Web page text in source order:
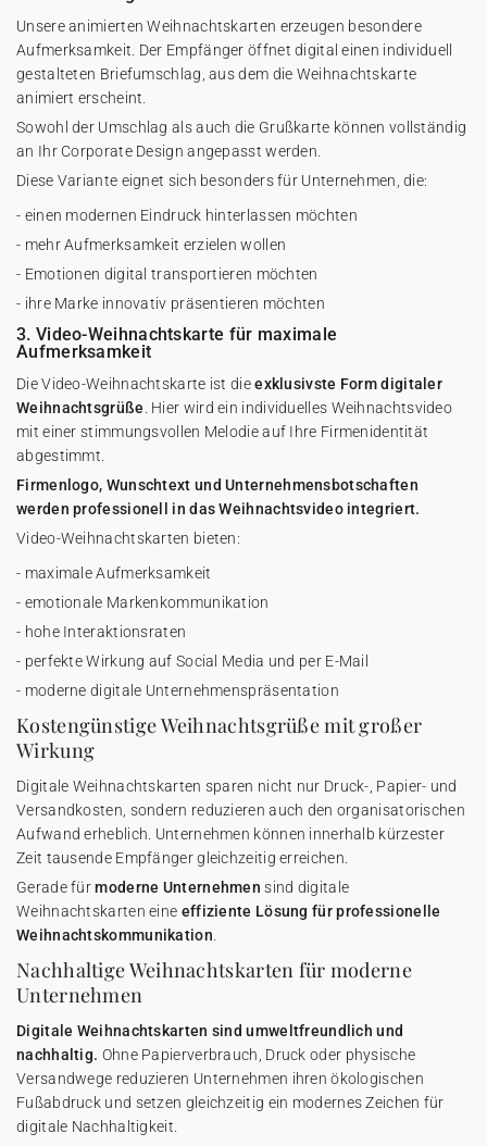
Unsereanimierten Weihnachtskarten erzeugen besondere
Aufmerksamkeit. Der Empfänger öffnet digital einen individuell
gestalteten Briefumschlag, aus dem die Weihnachtskarte
animiert erscheint.
Sowohl der Umschlag als auch die Grußkarte können vollständig
an Ihr Corporate Design angepasst werden.
Diese Variante eignet sich besonders für Unternehmen, die:
- einen modernen Eindruck hinterlassen möchten
- mehr Aufmerksamkeit erzielen wollen
- Emotionen digital transportieren möchten
- ihre Marke innovativ präsentieren möchten
3. Video-Weihnachtskarte für maximale
Aufmerksamkeit
DieVideo-Weihnachtskarte ist dieexklusivste Form digitaler
Weihnachtsgrüße . Hier wird ein individuelles Weihnachtsvideo
mit einer stimmungsvollen Melodie auf Ihre Firmenidentität
abgestimmt.
Firmenlogo, Wunschtext und Unternehmensbotschaften
werden professionell in das Weihnachtsvideo integriert.
Video-Weihnachtskarten bieten:
- maximale Aufmerksamkeit
- emotionale Markenkommunikation
- hohe Interaktionsraten
- perfekte Wirkung auf Social Media und per E-Mail
- moderne digitale Unternehmenspräsentation
Kostengünstige Weihnachtsgrüße mit großer
Wirkung
Digitale Weihnachtskarten sparen nicht nur Druck-, Papier- und
Versandkosten, sondern reduzieren auch den organisatorischen
Aufwand erheblich. Unternehmen können innerhalb kürzester
Zeit tausende Empfänger gleichzeitig erreichen.
Gerade fürmoderne Unternehmen sind digitale
Weihnachtskarten eine effiziente Lösung für professionelle
Weihnachtskommunikation
Nachhaltige Weihnachtskarten für moderne
Unternehmen
Digitale Weihnachtskarten sind umweltfreundlich und
nachhaltig. Ohne Papierverbrauch, Druck oder physische
Versandwege reduzieren Unternehmen ihren ökologischen
Fußabdruck und setzen gleichzeitig ein modernes Zeichen für
digitale Nachhaltigkeit.